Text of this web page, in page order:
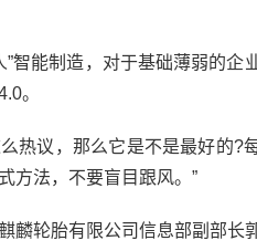
能制造，对于基础薄弱的企
。
热议，那么它是不是最好的?
方法，不要盲目跟风。”
轮胎有限公司信息部副部长郭